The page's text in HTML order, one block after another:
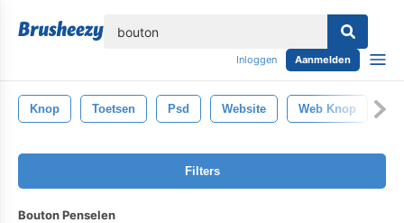
Inloggen Aanmelden
Knop Toetsen Psd Website Web Knop
Filters
Bouton Penselen